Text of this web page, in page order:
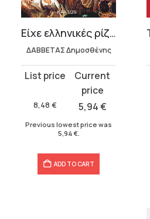
Είχε ελληνικές ρίζες ο Μ. Ναπολέων;
ΔΑΒΒΕΤΑΣ Δημοσθένης
8,48 €
Original
was:
5,94€
Current
Previous lowest price was
5,94 €.
ADD TO CART